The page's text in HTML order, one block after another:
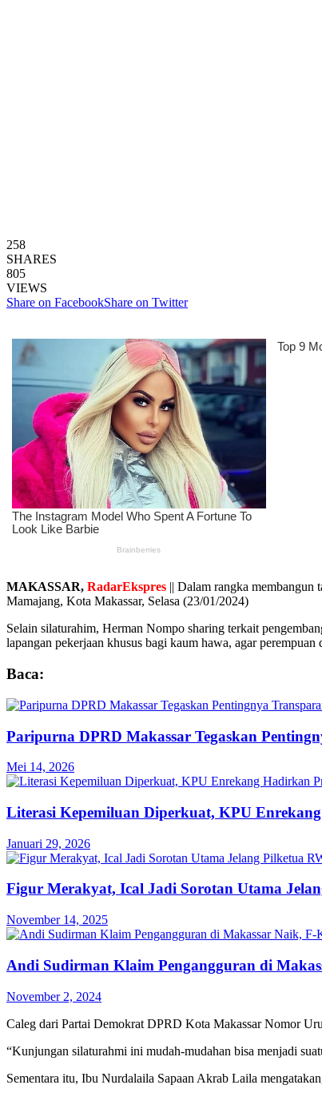
258
SHARES
805
VIEWS
Share on FacebookShare on Twitter
MAKASSAR, RadarEkspres || Dalam rangka
Mamajang, Kota Makassar, Selasa (23/01/2024)
Selain silaturahim, Herman Nompo sharing terkait
lapangan pekerjaan khusus bagi kaum hawa, agar
Baca:
Paripurna DPRD Makassar Tegaskan
Mei 14, 2026
Literasi Kepemiluan Diperkuat, KPU
Januari 29, 2026
Figur Merakyat, Ical Jadi Sorotan Utama
November 14, 2025
Andi Sudirman Klaim Pengangguran di
November 2, 2024
Caleg dari Partai Demokrat DPRD Kota Makassar Nomor
“Kunjungan silaturahmi ini mudah-mudahan bisa menjadi
Sementara itu, Ibu Nurdalaila Sapaan Akrab Laila